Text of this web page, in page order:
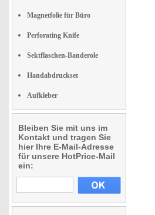
Magnetfolie für Büro
Perforating Knife
Sektflaschen-Banderole
Handabdruckset
Aufkleber
Bleiben Sie mit uns im
Kontakt und tragen Sie
hier Ihre E-Mail-Adresse
für unsere HotPrice-Mail
ein: